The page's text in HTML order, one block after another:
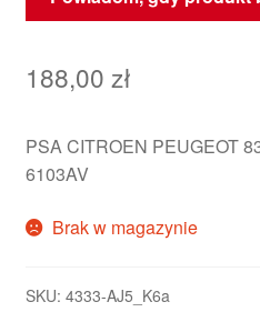
188,00 zł
PSA CITROEN PEUGEOT
6103AV
Brak w magazynie
SKU: 4333-AJ5_K6a